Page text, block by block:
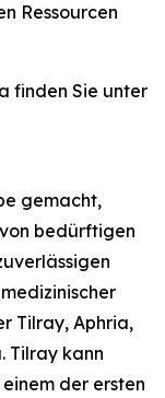
Ressourcen
finden Sie unter
gemacht,
bedürftigen
Tilray, Aphria,
Tilray kann
der ersten